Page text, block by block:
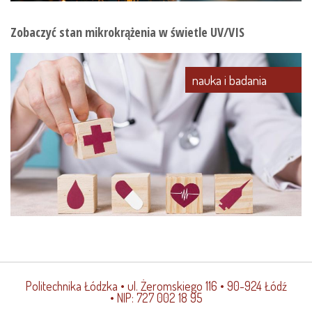
Zobaczyć stan mikrokrążenia w świetle UV/VIS
nauka i badania
Politechnika Łódzka • ul. Żeromskiego 116 • 90-924 Łódź
• NIP: 727 002 18 95